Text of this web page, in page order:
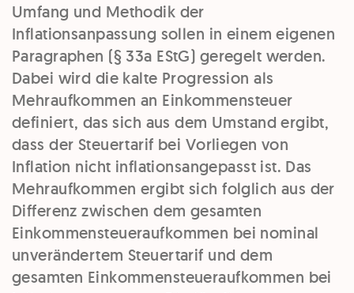
Umfang und Methodik der
Inflationsanpassung sollen in einem eigenen
Paragraphen (§ 33a EStG) geregelt werden.
Dabei wird die kalte Progression als
Mehraufkommen an Einkommensteuer
definiert, das sich aus dem Umstand ergibt,
dass der Steuertarif bei Vorliegen von
Inflation nicht inflationsangepasst ist. Das
Mehraufkommen ergibt sich folglich aus der
Differenz zwischen dem gesamten
Einkommensteueraufkommen bei nominal
unverändertem Steuertarif und dem
gesamten Einkommensteueraufkommen bei